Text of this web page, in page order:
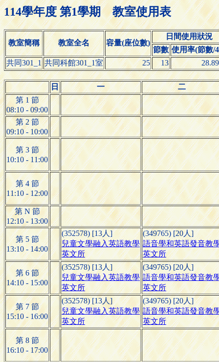
114學年度 第1學期 教室使用表
教室簡稱 教室全名 容量(座位數)
日間使用狀況
節數 使用率(節數/
共同301_1 共同科館301_1室 25 13
日 一
二
第 1 節
08:10 - 09:00
第 2 節
09:10 - 10:00
第 3 節
10:10 - 11:00
第 4 節
11:10 - 12:00
第 N 節
12:10 - 13:00
第 5 節
13:10 - 14:00
(352578) [13人]
兒童文學融入英語教學
英文所
(349765) [20人]
語音學和英語發音教
英文所
第 6 節
14:10 - 15:00
(352578) [13人]
兒童文學融入英語教學
英文所
(349765) [20人]
語音學和英語發音教
英文所
第 7 節
15:10 - 16:00
(352578) [13人]
兒童文學融入英語教學
英文所
(349765) [20人]
語音學和英語發音教
英文所
第 8 節
16:10 - 17:00